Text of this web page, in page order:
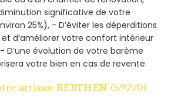
significative de votre
25%), - D’éviter les déperditions
d’améliorer votre confort intérieur
D’une évolution de votre barème
votre bien en cas de revente.
artisan BERTHEN (59270)